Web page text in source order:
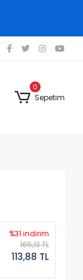
0
Sepetim
%31 indirim
165,13 TL
113,88 TL